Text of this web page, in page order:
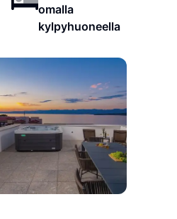
omalla
kylpyhuoneella